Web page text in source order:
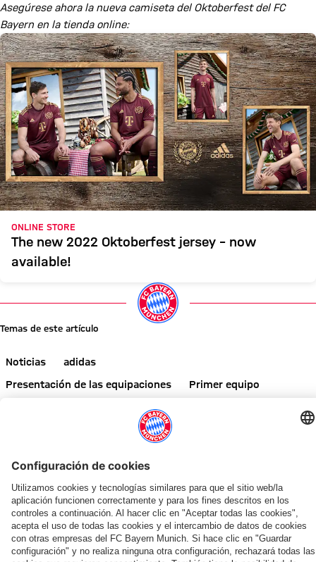
Asegúrese ahora la nueva camiseta del Oktoberfest del FC
Bayern en la tienda online:
ONLINE STORE
The new 2022 Oktoberfest jersey – now
available!
Temas de este artículo
Noticias
adidas
Presentación de las equipaciones
Primer equipo
NOTICIAS RELACIONADAS
¡INFÓRMATE AHORA!
Liveticker
del
AUDI SUMMER TOUR 2026
Resumen:
Así
FINAL DE LA GIRA POR ASIA
Victorias,
alcance
TRAS EL AUDI FOOTBALL SUMMIT
Vincent
Kompany:
AUDI FOOTBALL SUMMIT
GALERÍA
El
FC
GALERÍA
GALERÍA
Las
mejores
EN EL KAI TAK STADIUM
Por
qué
«AUDI SUMMER TOUR»
VÍDEO
Llamamiento
a